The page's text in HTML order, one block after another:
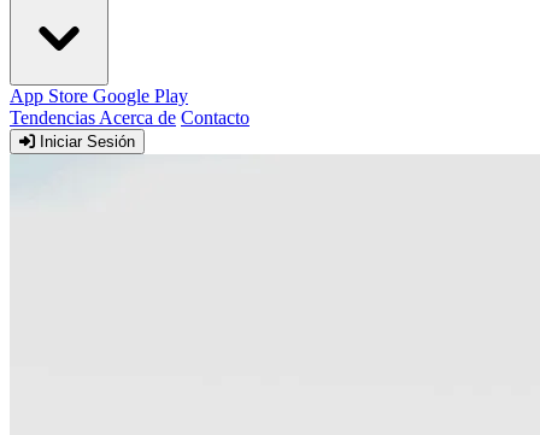
App Store Google Play
Tendencias Acerca de Contacto
Iniciar Sesión